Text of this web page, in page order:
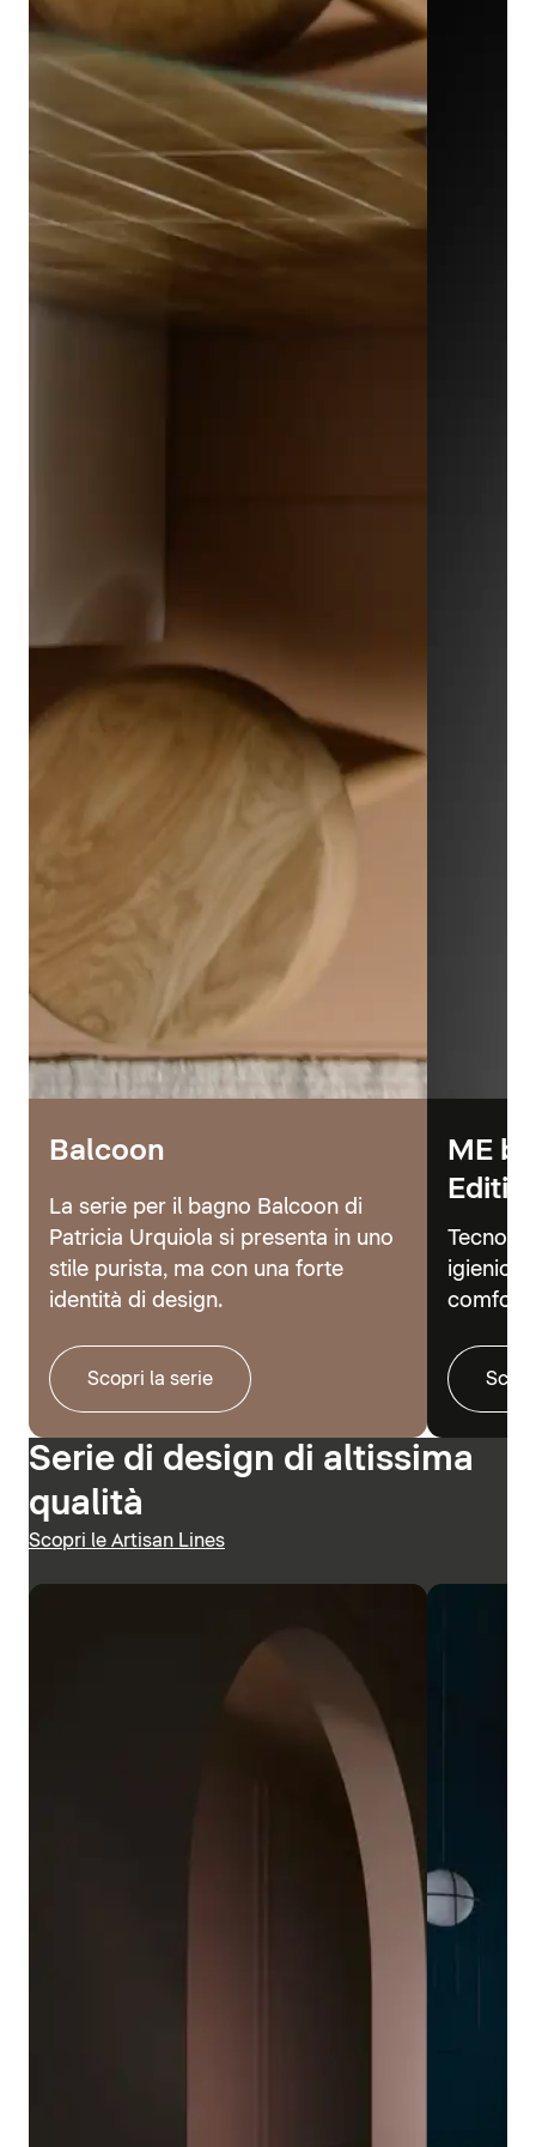
Balcoon
La serie per il bagno Balcoon di
Patricia Urquiola si presenta in uno
stile purista, ma con una forte
identità di design.
Scopri la serie
ME
igienici
comfort.
Serie di design di altissima
qualità
Scopri le Artisan Lines